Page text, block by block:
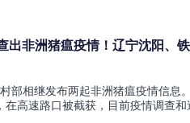
出非洲猪瘟疫情！辽宁沈阳、
部相继发布两起非洲猪瘟疫情信
高速路口被截获，目前疫情调查和